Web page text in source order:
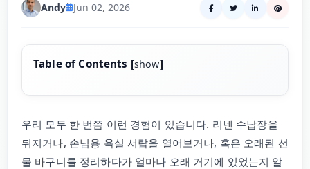
Andy Jun 02, 2026
Table of Contents [show]
우리 모두 한 번쯤 이런 경험이 있습니다. 리넨 수납장을
뒤지거나, 손님용 욕실 서랍을 열어보거나, 혹은 오래된 선
물 바구니를 정리하다가 얼마나 오래 거기에 있었는지 알